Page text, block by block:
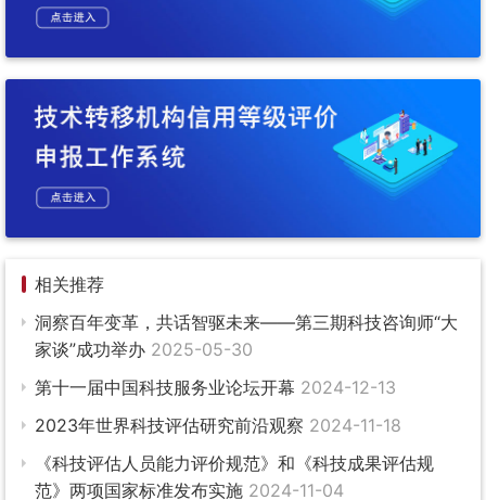
相关推荐
洞察百年变革，共话智驱未来——第三期科技咨询师“大
家谈”成功举办 2025-05-30
第十一届中国科技服务业论坛开幕 2024-12-13
2023年世界科技评估研究前沿观察 2024-11-18
《科技评估人员能力评价规范》和《科技成果评估规
范》两项国家标准发布实施 2024-11-04